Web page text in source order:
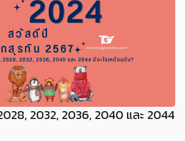
2032, 2036, 2040 และ 2044